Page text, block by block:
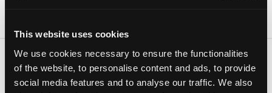
This website uses cookies
We use cookies necessary to ensure the functionalities
of the website, to personalise content and ads, to provide
social media features and to analyse our traffic. We also
Date e orari
Giorno Orario